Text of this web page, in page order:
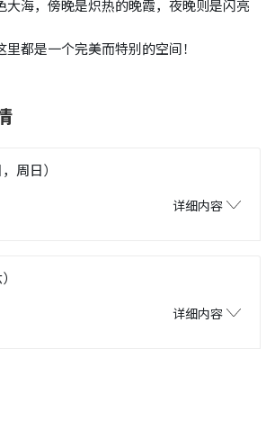
大海，傍晚是炽热的晚霞，夜晚则是闪亮
都是一个完美而特别的空间！
周日）
详细内容
详细内容